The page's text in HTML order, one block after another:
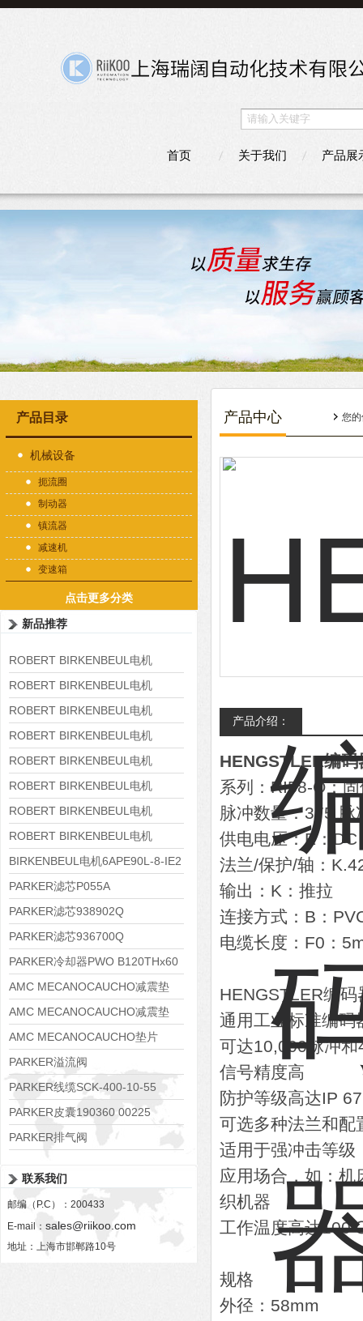
首页 关于我们 产品展
产品目录
机械设备
扼流圈
制动器
镇流器
减速机
变速箱
点击更多分类
新品推荐
ROBERT BIRKENBEUL电机
8APE225M-4-IE3
ROBERT BIRKENBEUL电机
8APE180L-4 IE3
ROBERT BIRKENBEUL电机
8APE160M-6 IE3
ROBERT BIRKENBEUL电机
8APE160L-4-IE3
ROBERT BIRKENBEUL电机
8APE112M-6K-IE3
ROBERT BIRKENBEUL电机
8APE100L-2 IE3
ROBERT BIRKENBEUL电机
8APE90S-4 IE3
ROBERT BIRKENBEUL电机
8APE80M-2K-IE3
BIRKENBEUL电机6APE90L-8-IE2
PARKER滤芯P055A
PARKER滤芯938902Q
PARKER滤芯936700Q
PARKER冷却器PWO B120THx60
AMC MECANOCAUCHO减震垫
138552
AMC MECANOCAUCHO减震垫
138551
AMC MECANOCAUCHO垫片
608074
PARKER溢流阀
RE06M35W2N1KWXG087
PARKER线缆SCK-400-10-55
PARKER皮囊190360 00225
PARKER排气阀
联系我们
邮编（P.C）：200433
E-mail： sales@riikoo.com
地址：上海市邯郸路10号
产品中心 您
产品介绍：
HENGSTLER编
系列：RI58-O：
脉冲数量：375 脉
供电电压：E：DC
法兰/保护/轴：
输出：K：推拉
连接方式：B：
电缆长度：F0：
HENGSTLER编
通用工业标准编码
可达10,000脉冲
信号精度高
防护等级高达IP 67
可选多种法兰和配
适用于强冲击等级
应用场合，如：机
织机器
工作温度高达
规格
外径：58mm